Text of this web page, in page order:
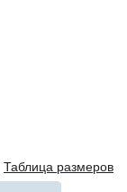
Таблица размеров